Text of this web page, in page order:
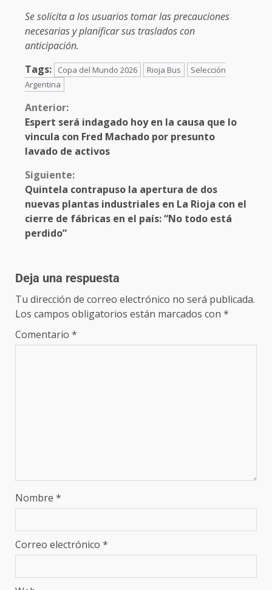
Se solicita a los usuarios tomar las precauciones
necesarias y planificar sus traslados con
anticipación.
Tags:
Copa del Mundo 2026 Rioja Bus
Selección
Argentina
Anterior:
Espert será indagado hoy en la causa que lo
vincula con Fred Machado por presunto
lavado de activos
Siguiente:
Quintela contrapuso la apertura de dos
nuevas plantas industriales en La Rioja con el
cierre de fábricas en el país: “No todo está
perdido”
Deja una respuesta
Tu dirección de correo electrónico no será publicada.
Los campos obligatorios están marcados con *
Comentario *
Nombre *
Correo electrónico *